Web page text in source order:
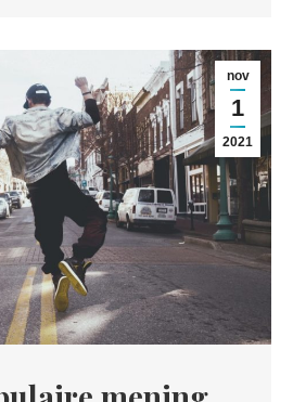
nov
1
2021